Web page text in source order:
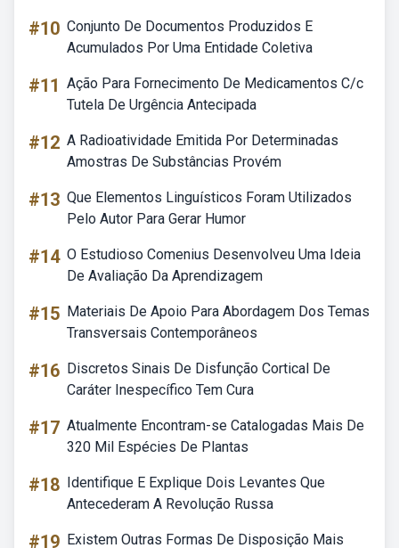
#10 Conjunto De Documentos Produzidos E
Acumulados Por Uma Entidade Coletiva
#11 Ação Para Fornecimento De Medicamentos C/c
Tutela De Urgência Antecipada
#12 A Radioatividade Emitida Por Determinadas
Amostras De Substâncias Provém
#13 Que Elementos Linguísticos Foram Utilizados
Pelo Autor Para Gerar Humor
#14 O Estudioso Comenius Desenvolveu Uma Ideia
De Avaliação Da Aprendizagem
#15 Materiais De Apoio Para Abordagem Dos Temas
Transversais Contemporâneos
#16 Discretos Sinais De Disfunção Cortical De
Caráter Inespecífico Tem Cura
#17 Atualmente Encontram-se Catalogadas Mais De
320 Mil Espécies De Plantas
#18 Identifique E Explique Dois Levantes Que
Antecederam A Revolução Russa
#19 Existem Outras Formas De Disposição Mais